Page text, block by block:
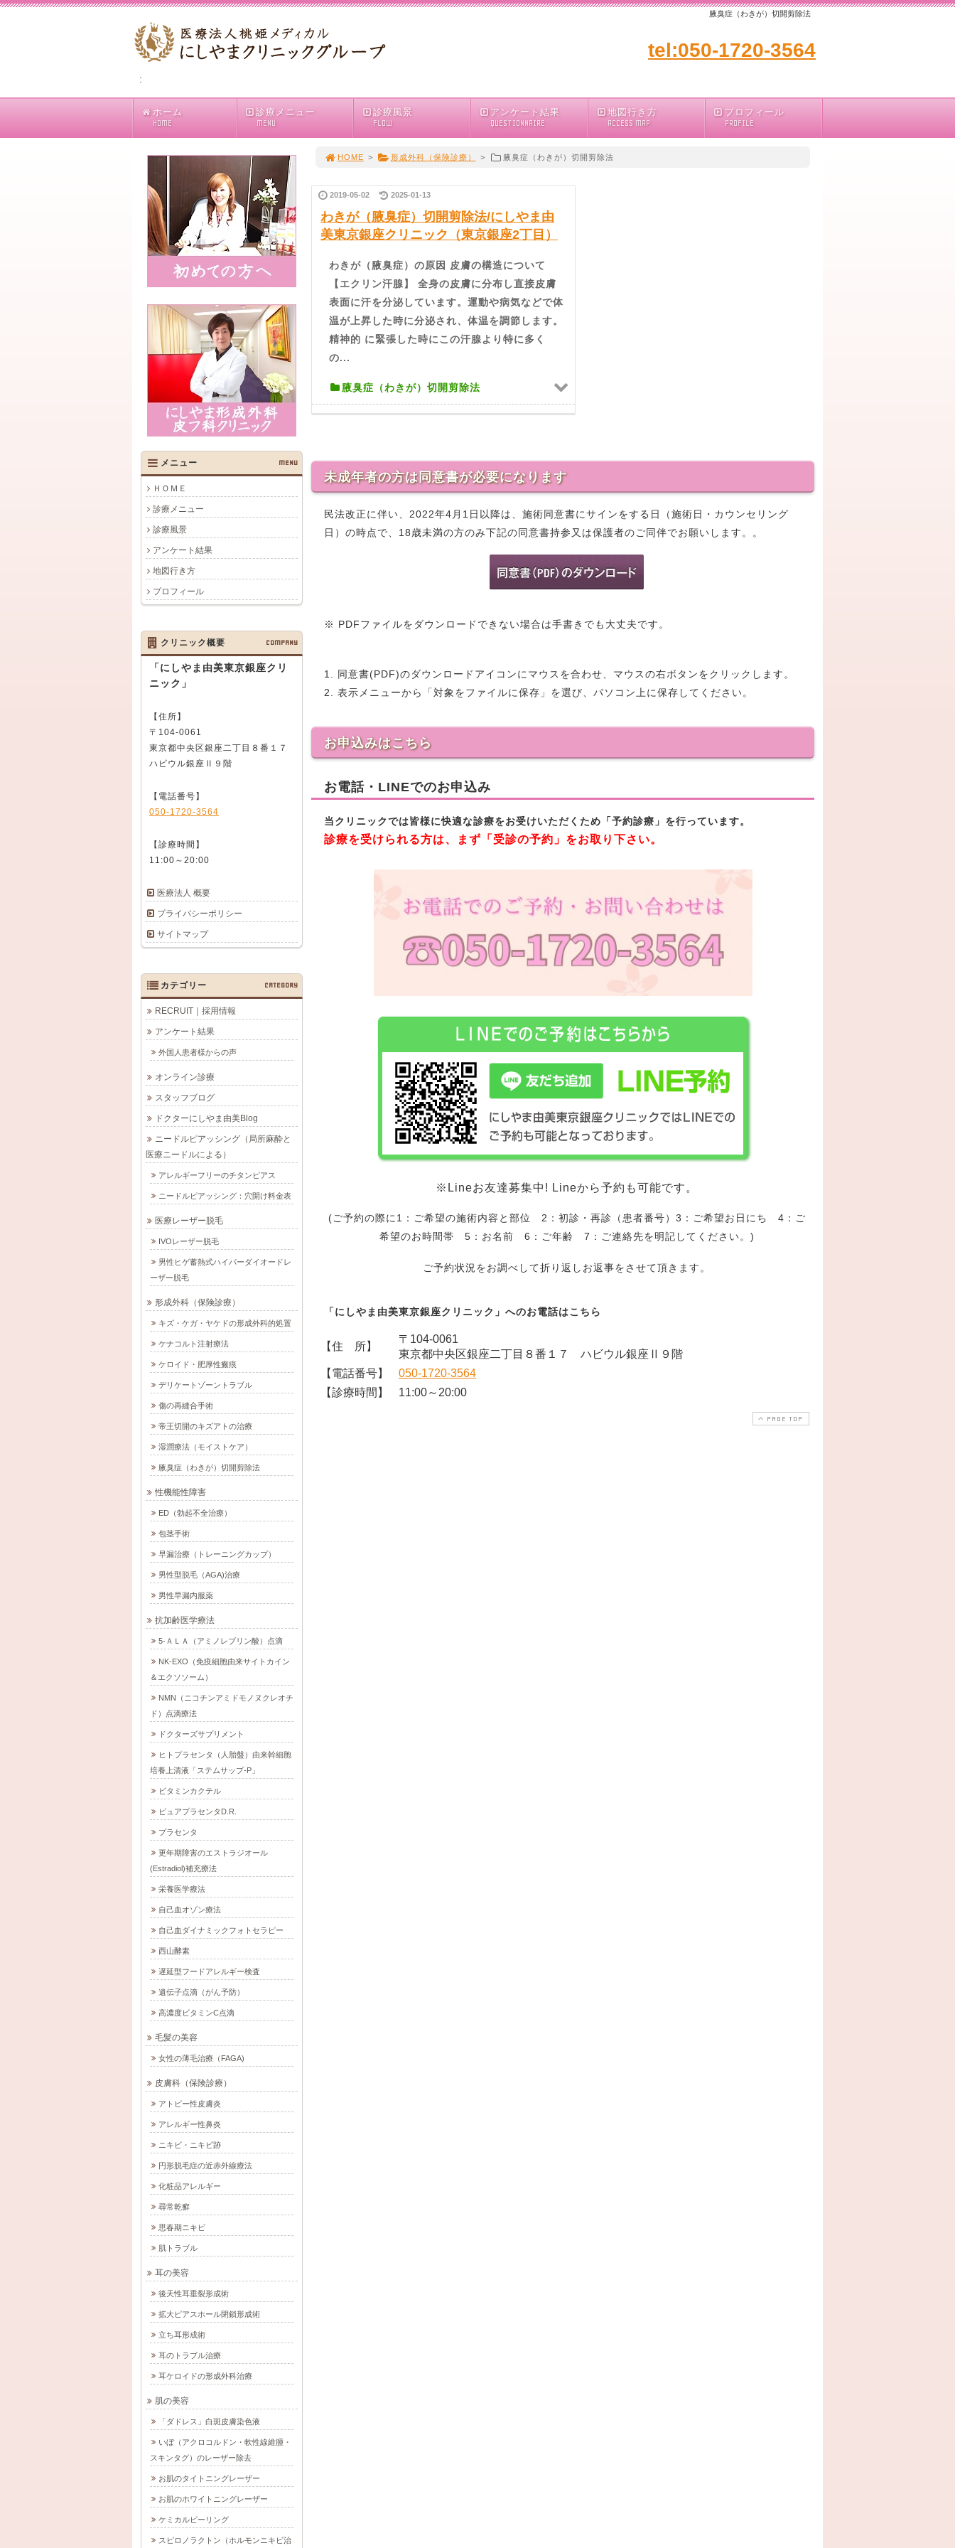
腋臭症（わきが）切開剪除法
tel:050-1720-3564
:
ホーム
HOME
診療メニュー
MENU
診療風景
FLOW
アンケート結果
QUESTIONNAIRE
地図行き方
ACCESS MAP
プロフィール
PROFILE
HOME > 形成外科（保険診療） > 腋臭症（わきが）切開剪除法
2019-05-02 2025-01-13
わきが（腋臭症）切開剪除法/にしやま由
美東京銀座クリニック（東京銀座2丁目）
わきが（腋臭症）の原因 皮膚の構造について
【エクリン汗腺】 全身の皮膚に分布し直接皮膚
表面に汗を分泌しています。運動や病気などで体
温が上昇した時に分泌され、体温を調節します。
精神的 に緊張した時にこの汗腺より特に多く
の...
腋臭症（わきが）切開剪除法
未成年者の方は同意書が必要になります
民法改正に伴い、2022年4月1日以降は、施術同意書にサインをする日（施術日・カウンセリング
日）の時点で、18歳未満の方のみ下記の同意書持参又は保護者のご同伴でお願いします。。
※ PDFファイルをダウンロードできない場合は手書きでも大丈夫です。
1. 同意書(PDF)のダウンロードアイコンにマウスを合わせ、マウスの右ボタンをクリックします。
2. 表示メニューから「対象をファイルに保存」を選び、パソコン上に保存してください。
お申込みはこちら
お電話・LINEでのお申込み
当クリニックでは皆様に快適な診療をお受けいただくため「予約診療」を行っています。
診療を受けられる方は、まず「受診の予約」をお取り下さい。
※Lineお友達募集中! Lineから予約も可能です。
(ご予約の際に1：ご希望の施術内容と部位 2：初診・再診（患者番号）3：ご希望お日にち 4：ご
希望のお時間帯 5：お名前 6：ご年齢 7：ご連絡先を明記してください。)
ご予約状況をお調べして折り返しお返事をさせて頂きます。
「にしやま由美東京銀座クリニック」へのお電話はこちら
【住 所】
〒104-0061
東京都中央区銀座二丁目８番１７ ハビウル銀座Ⅱ９階
【電話番号】
050-1720-3564
【診療時間】
11:00～20:00
PAGE TOP
メニュー MENU
ＨＯＭＥ
診療メニュー
診療風景
アンケート結果
地図行き方
プロフィール
クリニック概要 COMPANY
「にしやま由美東京銀座クリ
ニック」
【住所】
〒104-0061
東京都中央区銀座二丁目８番１７
ハビウル銀座Ⅱ９階
【電話番号】
050-1720-3564
【診療時間】
11:00～20:00
医療法人 概要
プライバシーポリシー
サイトマップ
カテゴリー CATEGORY
RECRUIT｜採用情報
アンケート結果
外国人患者様からの声
オンライン診療
スタッフブログ
ドクターにしやま由美Blog
ニードルピアッシング（局所麻酔と
医療ニードルによる）
アレルギーフリーのチタンピアス
ニードルピアッシング：穴開け料金表
医療レーザー脱毛
IVOレーザー脱毛
男性ヒゲ蓄熱式ハイパーダイオードレ
ーザー脱毛
形成外科（保険診療）
キズ・ケガ・ヤケドの形成外科的処置
ケナコルト注射療法
ケロイド・肥厚性瘢痕
デリケートゾーントラブル
傷の再縫合手術
帝王切開のキズアトの治療
湿潤療法（モイストケア）
腋臭症（わきが）切開剪除法
性機能性障害
ED（勃起不全治療）
包茎手術
早漏治療（トレーニングカップ）
男性型脱毛（AGA)治療
男性早漏内服薬
抗加齢医学療法
5-ＡＬＡ（アミノレブリン酸）点滴
NK-EXO（免疫細胞由来サイトカイン
＆エクソソーム）
NMN（ニコチンアミドモノヌクレオチ
ド）点滴療法
ドクターズサプリメント
ヒトプラセンタ（人胎盤）由来幹細胞
培養上清液「ステムサップ-P」
ビタミンカクテル
ピュアプラセンタD.R.
プラセンタ
更年期障害のエストラジオール
(Estradiol)補充療法
栄養医学療法
自己血オゾン療法
自己血ダイナミックフォトセラピー
西山酵素
遅延型フードアレルギー検査
遺伝子点滴（がん予防）
高濃度ビタミンC点滴
毛髪の美容
女性の薄毛治療（FAGA)
皮膚科（保険診療）
アトピー性皮膚炎
アレルギー性鼻炎
ニキビ・ニキビ跡
円形脱毛症の近赤外線療法
化粧品アレルギー
尋常乾癬
思春期ニキビ
肌トラブル
耳の美容
後天性耳垂裂形成術
拡大ピアスホール閉鎖形成術
立ち耳形成術
耳のトラブル治療
耳ケロイドの形成外科治療
肌の美容
「ダドレス」白斑皮膚染色液
いぼ（アクロコルドン・軟性線維腫・
スキンタグ）のレーザー除去
お肌のタイトニングレーザー
お肌のホワイトニングレーザー
ケミカルピーリング
スピロノラクトン（ホルモンニキビ治